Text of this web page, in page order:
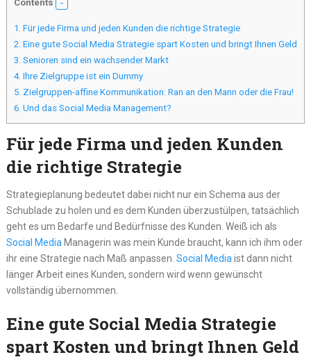
Contents
1. Für jede Firma und jeden Kunden die richtige Strategie
2. Eine gute Social Media Strategie spart Kosten und bringt Ihnen Geld
3. Senioren sind ein wachsender Markt
4. Ihre Zielgruppe ist ein Dummy
5. Zielgruppen-affine Kommunikation: Ran an den Mann oder die Frau!
6. Und das Social Media Management?
Für jede Firma und jeden Kunden
die richtige Strategie
Strategieplanung bedeutet dabei nicht nur ein Schema aus der
Schublade zu holen und es dem Kunden überzustülpen, tatsächlich
geht es um Bedarfe und Bedürfnisse des Kunden. Weiß ich als
Social MediaManagerin was mein Kunde braucht, kann ich ihm oder
ihr eine Strategie nach Maß anpassen. Social Mediaist dann nicht
länger Arbeit eines Kunden, sondern wird wenn gewünscht
vollständig übernommen.
Eine gute Social Media Strategie
spart Kosten und bringt Ihnen Geld